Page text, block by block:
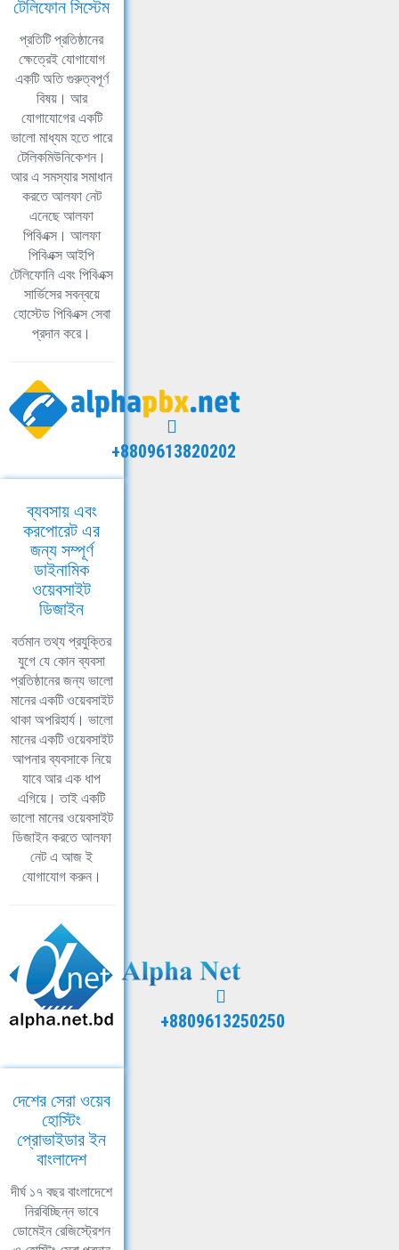
টেলিফোন সিস্টেম
প্রতিটি প্রতিষ্ঠানের
ক্ষেত্রেই যোগাযোগ
একটি অতি গুরুত্বপূর্ণ
বিষয়। আর
যোগাযোগের একটি
ভালো মাধ্যম হতে পারে
টেলিকমিউনিকেশন।
আর এ সমস্যার সমাধান
করতে আলফা নেট
এনেছে আলফা
পিবিএক্স। আলফা
পিবিএক্স আইপি
টেলিফোনি এবং পিবিএক্স
সার্ভিসের সবন্বয়ে
হোস্টেড পিবিএক্স সেবা
প্রদান করে।
+8809613820202
ব্যবসায় এবং
করপোরেট এর
জন্য সম্পূর্ণ
ডাইনামিক
ওয়েবসাইট
ডিজাইন
বর্তমান তথ্য প্রযুক্তির
যুগে যে কোন ব্যবসা
প্রতিষ্ঠানের জন্য ভালো
মানের একটি ওয়েবসাইট
থাকা অপরিহার্য। ভালো
মানের একটি ওয়েবসাইট
আপনার ব্যবসাকে নিয়ে
যাবে আর এক ধাপ
এগিয়ে। তাই একটি
ভালো মানের ওয়েবসাইট
ডিজাইন করতে আলফা
নেট এ আজ ই
যোগাযোগ করুন।
+8809613250250
দেশের সেরা ওয়েব
হোস্টিং
প্রোভাইডার ইন
বাংলাদেশ
দীর্ঘ ১৭ বছর বাংলাদেশে
নিরবিচ্ছিন্ন ভাবে
ডোমেইন রেজিস্ট্রেশন